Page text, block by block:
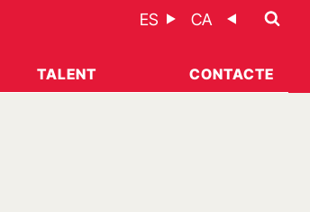
ES CA
TALENT CONTACTE